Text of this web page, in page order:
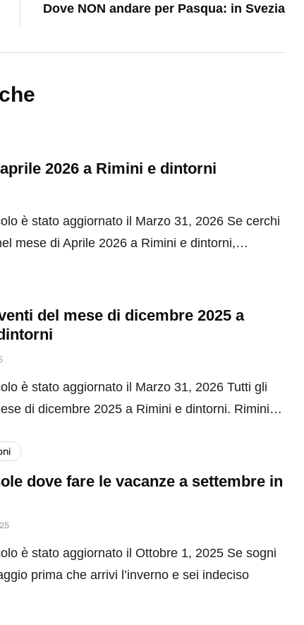
Dove NON andare per Pasqua: in Svezia
2026 a Rimini e dintorni
è stato aggiornato il Marzo 31, 2026 Se cerchi
mese di Aprile 2026 a Rimini e dintorni,…
del mese di dicembre 2025 a
è stato aggiornato il Marzo 31, 2026 Tutti gli
di dicembre 2025 a Rimini e dintorni. Rimini…
dove fare le vacanze a settembre in
è stato aggiornato il Ottobre 1, 2025 Se sogni
prima che arrivi l’inverno e sei indeciso